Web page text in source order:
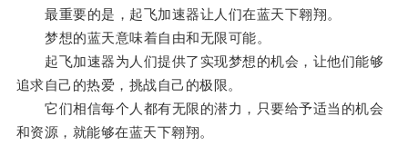
最重要的是，起飞加速器让人们在蓝天下翱翔。
梦想的蓝天意味着自由和无限可能。
起飞加速器为人们提供了实现梦想的机会，让他们能够
追求自己的热爱，挑战自己的极限。
它们相信每个人都有无限的潜力，只要给予适当的机会
和资源，就能够在蓝天下翱翔。